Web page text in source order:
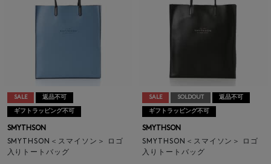
SALE 返品不可
ギフトラッピング不可
SMYTHSON
SMYTHSON＜スマイソン＞ ロゴ
入りトートバッグ
SALE SOLDOUT 返品不可
ギフトラッピング不可
SMYTHSON
SMYTHSON＜スマイソン＞ ロゴ
入りトートバッグ